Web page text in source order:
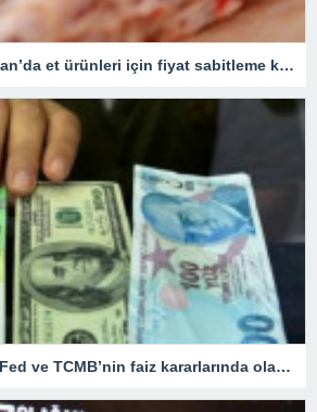
PERDER’den Ramazan’da et ürünleri için fiyat sabitleme kararı
Yeni haftada gözler Fed ve TCMB’nin faiz kararlarında olacak